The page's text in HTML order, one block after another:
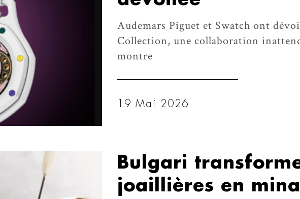
Audemars Piguet et Swatch ont
Collection, une collaboration
montre
19 Mai 2026
Bulgari
joaillières en